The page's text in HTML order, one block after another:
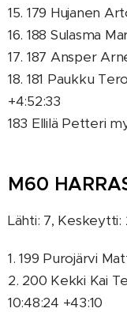
15. 179 Hujanen
16. 188 Sulasma
17. 187 Ansper
18. 181 Paukku
+4:52:33
183 Ellilä Petteri
M60
Lähti: 7, Keskeytti:
1. 199 Purojärvi
2. 200 Kekki Kai
10:48:24 +43:10